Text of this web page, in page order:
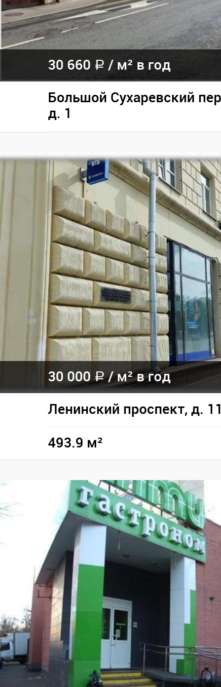
30 660 a / м² в год
Большой Сухаревский
д. 1
30 000 a /м² в год
Ленинский проспект, д.
493.9 м²